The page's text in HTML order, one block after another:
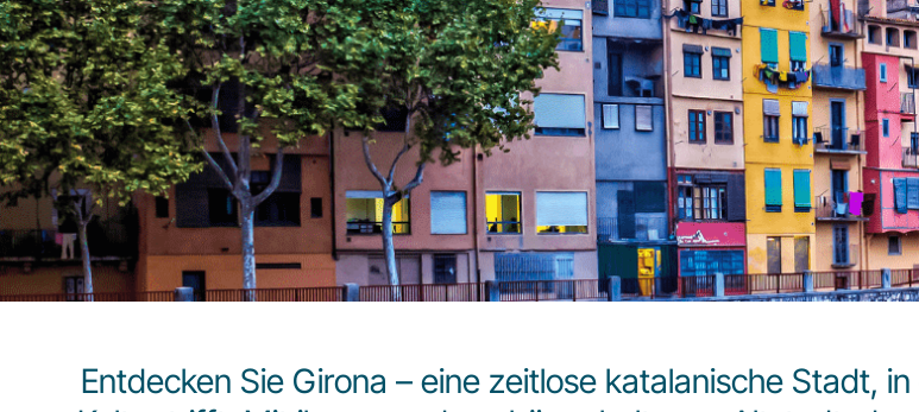
Entdecken Sie Girona – eine zeitlose katalanische Stadt,